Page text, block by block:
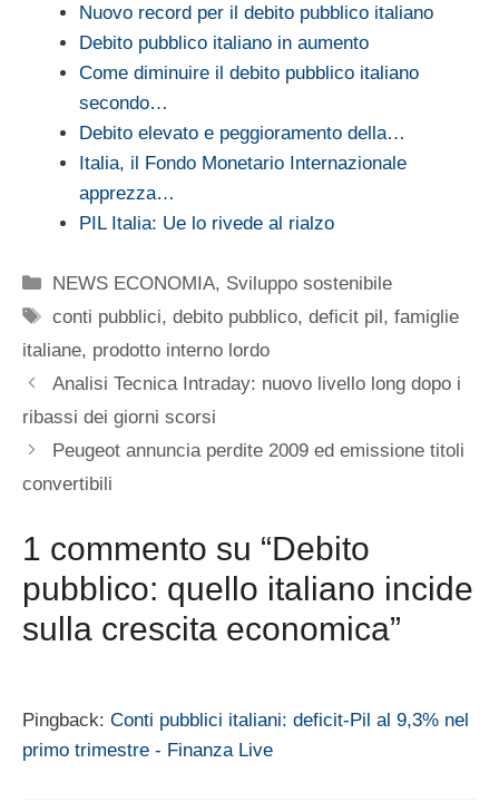
Nuovo record per il debito pubblico italiano
Debito pubblico italiano in aumento
Come diminuire il debito pubblico italiano
secondo…
Debito elevato e peggioramento della…
Italia, il Fondo Monetario Internazionale
apprezza…
PIL Italia: Ue lo rivede al rialzo
Categorie
NEWS ECONOMIA, Sviluppo sostenibile
Tag
conti pubblici,debito pubblico,deficit pil,famiglie
italiane, prodotto interno lordo
Analisi Tecnica Intraday: nuovo livello long dopo i
ribassi dei giorni scorsi
Peugeot annuncia perdite 2009 ed emissione titoli
convertibili
1 commento su “Debito
pubblico: quello italiano incide
sulla crescita economica”
Pingback: Conti pubblici italiani: deficit-Pil al 9,3% nel
primo trimestre - Finanza Live